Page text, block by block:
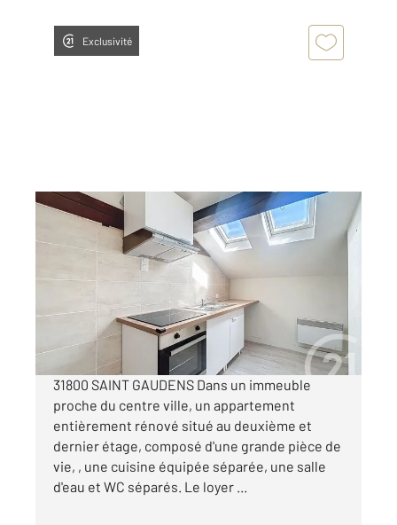
Exclusivité
ST GAUDENS 31
, 1 pièce
Ref : 17417
Appartement Studio à louer
430 €
par mois charges comprises
31800 SAINT GAUDENS Dans un immeuble
proche du centre ville, un appartement
entièrement rénové situé au deuxième et
dernier étage, composé d'une grande pièce de
vie, , une cuisine équipée séparée, une salle
d'eau et WC séparés. Le loyer ...